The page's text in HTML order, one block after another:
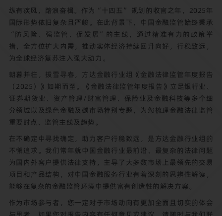
纵有疾风，踏浪奋楫。作为“十四五” 规划的收官之年，2025年
国际形势依旧复杂且严峻。在此背景下，中国金融监管始终秉承
“防风险、强监管、促发展”的主线，通过精准有力的政策举
措，全方位扩大内需，推动实体经济持续回升向好，行稳致远，
为全球经济复苏注入强大动力。
朝暮并往，拨雪寻春，方达金融行业组《金融法律监管年度报告
（2025）》如期而至。《金融法律监管年度报告》立足银行业、
证券期货业、资产管理/财富管理、保险业及金融科技等多个细
分领域以及绿色金融及碳市场特别专题，为您梳理金融法律监管
重要时点、监管主线及趋势。
在不确定中寻找确定，助力客户行稳致远，是方达金融行业组的
不懈追求。我们常年就中国金融行业最前沿、最复杂的法律问题
为国内外客户提供法律支持，主导了大多数市场上最领先的交易
项目和产品结构，对中国金融服务行业有着深刻的思辨性解读，
能够在复杂的金融监管环境中提供富有创造性的解决方案。
作为市场参与者，您一定对于市场动向有更加全面且切实的体会